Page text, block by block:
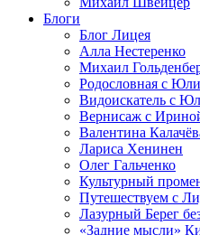
Блоги
Блог Лицея
Алла Нестеренко
Михаил
Родословная с
Видоискатель с
Вернисаж с
Валентина
Лариса Хенинен
Олег Гальченко
Культурный
Путешествуем с
Лазурный Берег
«Задние мысли»